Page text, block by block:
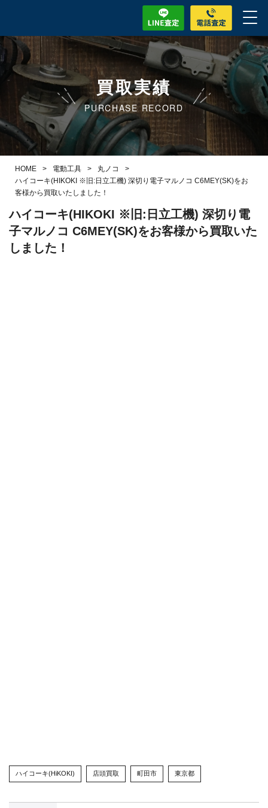
買取実績
PURCHASE RECORD
HOME > 電動工具 > 丸ノコ
>
ハイコーキ(HIKOKI ※旧:日立工機) 深切り電子マルノコ C6MEY(SK)をお
客様から買取いたしました！
ハイコーキ(HIKOKI ※旧:日立工機) 深切り電
子マルノコ C6MEY(SK)をお客様から買取いた
しました！
ハイコーキ(HiKOKI) 店頭買取 町田市 東京都